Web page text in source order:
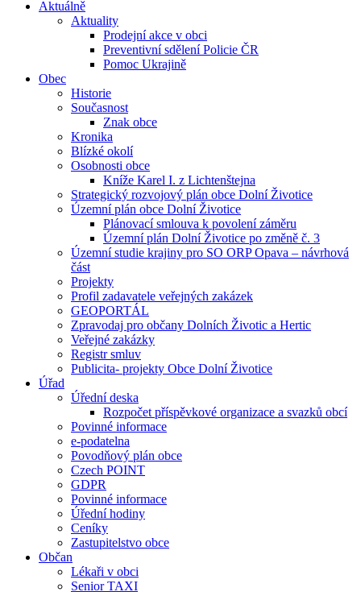
Aktuálně
Aktuality
Prodejní akce v obci
Preventivní sdělení Policie ČR
Pomoc Ukrajině
Obec
Historie
Současnost
Znak obce
Kronika
Blízké okolí
Osobnosti obce
Kníže Karel I. z Lichtenštejna
Strategický rozvojový plán obce Dolní Životice
Územní plán obce Dolní Životice
Plánovací smlouva k povolení záměru
Územní plán Dolní Životice po změně č. 3
Územní studie krajiny pro SO ORP Opava – návrhová
část
Projekty
Profil zadavatele veřejných zakázek
GEOPORTÁL
Zpravodaj pro občany Dolních Životic a Hertic
Veřejné zakázky
Registr smluv
Publicita- projekty Obce Dolní Životice
Úřad
Úřední deska
Rozpočet příspěvkové organizace a svazků obcí
Povinné informace
e-podatelna
Povodňový plán obce
Czech POINT
GDPR
Povinné informace
Úřední hodiny
Ceníky
Zastupitelstvo obce
Občan
Lékaři v obci
Senior TAXI